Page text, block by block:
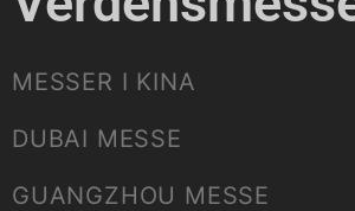
MESSER I KINA
DUBAI MESSE
GUANGZHOU MESSE